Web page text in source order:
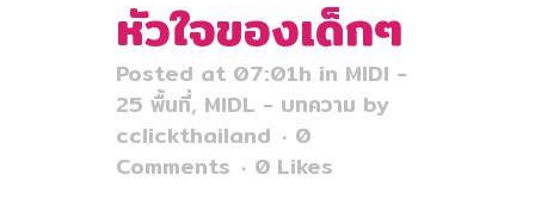
หัวใจของเด็กๆ
Posted at 07:01h in MIDI -
25 พื้นที่, MIDL - บทความ by
cclickthailand
0
Comments
0 Likes